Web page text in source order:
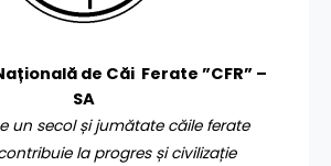
de Căi Ferate ”CFR” –
SA
un secol și jumătate căile ferate
la progres și civilizație